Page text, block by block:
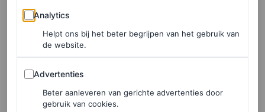
Piquet tijdens haar
Analytics
Analytics
Helpt ons bij het beter begrijpen van het gebruik van
de website.
Advertenties
Advertenties
Beter aanleveren van gerichte advertenties door
gebruik van cookies.